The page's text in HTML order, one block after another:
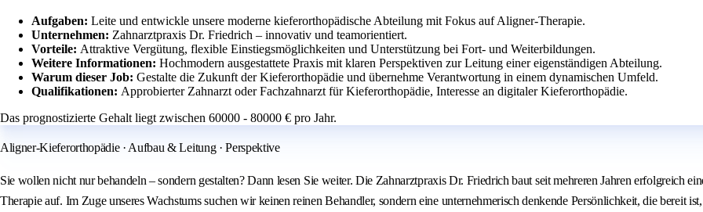
Aufgaben: Leite und entwickle unsere moderne kieferorthopädische Abteilung mit Fokus auf Aligner-Therapie.
Unternehmen: Zahnarztpraxis Dr. Friedrich – innovativ und teamorientiert.
Vorteile: Attraktive Vergütung, flexible Einstiegsmöglichkeiten und Unterstützung bei Fort- und Weiterbildungen.
Weitere Informationen: Hochmodern ausgestattete Praxis mit klaren Perspektiven zur Leitung einer eigenständigen Abteilung.
Warum dieser Job: Gestalte die Zukunft der Kieferorthopädie und übernehme Verantwortung in einem dynamischen Umfeld.
Qualifikationen: Approbierter Zahnarzt oder Fachzahnarzt für Kieferorthopädie, Interesse an digitaler Kieferorthopädie.
Das prognostizierte Gehalt liegt zwischen 60000 - 80000 € pro Jahr.
Aligner-Kieferorthopädie · Aufbau & Leitung · Perspektive
Sie wollen nicht nur behandeln – sondern gestalten? Dann lesen Sie weiter. Die Zahnarztpraxis Dr. Friedrich baut seit mehreren Jahren erfolgreich
Therapie auf. Im Zuge unseres Wachstums suchen wir keinen reinen Behandler, sondern eine unternehmerisch denkende Persönlichkeit, die bereit